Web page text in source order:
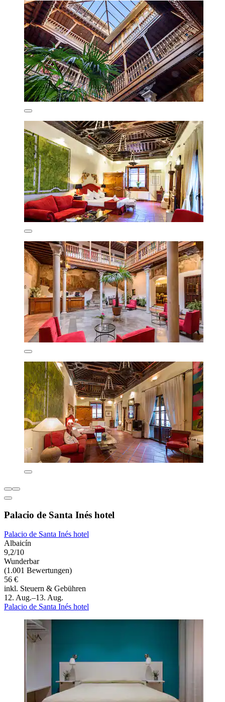
Palacio de Santa Inés hotel
Palacio de Santa Inés hotel
Albaicín
9,2/10
Wunderbar
(1.001 Bewertungen)
56 €
inkl. Steuern & Gebühren
12. Aug.–13. Aug.
Palacio de Santa Inés hotel